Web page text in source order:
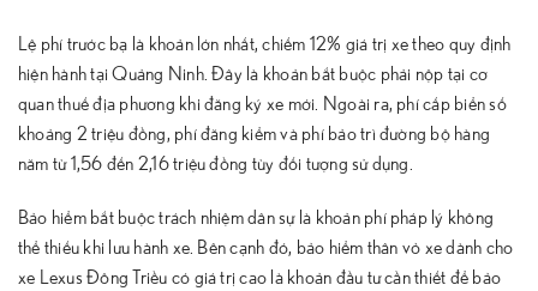
Lệ phí trước bạ là khoản lớn nhất, chiếm 12% giá trị xe theo quy định
hiện hành tại Quảng Ninh. Đây là khoản bắt buộc phải nộp tại cơ
quan thuế địa phương khi đăng ký xe mới. Ngoài ra, phí cấp biển số
khoảng 2 triệu đồng, phí đăng kiểm và phí bảo trì đường bộ hàng
năm từ 1,56 đến 2,16 triệu đồng tùy đối tượng sử dụng.
Bảo hiểm bắt buộc trách nhiệm dân sự là khoản phí pháp lý không
thể thiếu khi lưu hành xe. Bên cạnh đó, bảo hiểm thân vỏ xe dành cho
xe Lexus Đông Triều có giá trị cao là khoản đầu tư cần thiết để bảo